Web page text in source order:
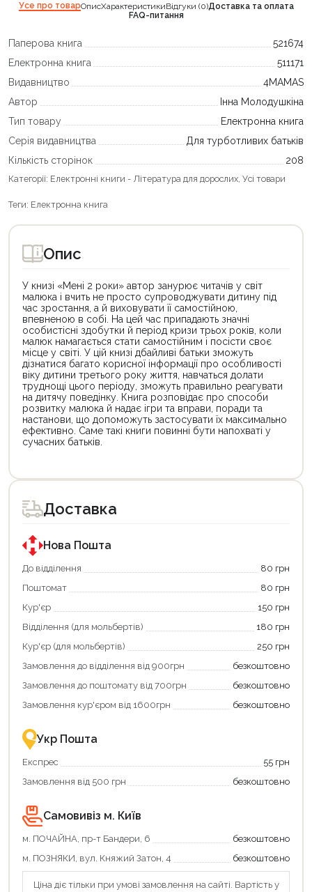
Усе про товарОписХарактеристикиВідгуки (0)Доставка та оплата
FAQ-питання
Паперова книга
521674
Електронна книга
511171
Видавництво
4MAMAS
Автор
Інна Молодушкіна
Тип товару
Електронна книга
Серія видавництва
Для турботливих батьків
Кількість сторінок
208
Категорії: Електронні книги - Література для дорослих, Усі товари
Теги: Електронна книга
Опис
У книзі «Мені 2 роки» автор занурює читачів у світ
малюка і вчить не просто супроводжувати дитину під
час зростання, а й виховувати її самостійною,
впевненою в собі. На цей час припадають значні
особистісні здобутки й період кризи трьох років, коли
малюк намагається стати самостійним і посісти своє
місце у світі. У цій книзі дбайливі батьки зможуть
дізнатися багато корисної інформації про особливості
віку дитини третього року життя, навчаться долати
труднощі цього періоду, зможуть правильно реагувати
на дитячу поведінку. Книга розповідає про способи
розвитку малюка й надає ігри та вправи, поради та
настанови, що допоможуть застосувати їх максимально
ефективно. Саме такі книги повинні бути напохваті у
сучасних батьків.
товар
для
покупки
державною
програмою
єКнига.
Використовуйте
карту
щоб
зекономити
та
отримати
переваги!
картою
єКнига
–
зручно
та
товар
для
покупки
державною
програмою
«Національний
кешбек».
покупку
«Національний
кешбек»
та
отримуйте
повернення
Економте
більше
разом
державною
підтримкою!
Доставка
Нова Пошта
До відділення
80 грн
Поштомат
80 грн
Кур'єр
150 грн
Відділення (для мольбертів)
180 грн
Кур'єр (для мольбертів)
250 грн
Замовлення до відділення від 900грн
безкоштовно
Замовлення до поштомату від 700грн
безкоштовно
Замовлення кур'єром від 1600грн
безкоштовно
Укр Пошта
Експрес
55 грн
Замовлення від 500 грн
безкоштовно
Самовивіз м. Київ
м. ПОЧАЙНА, пр-т Бандери, 6
безкоштовно
м. ПОЗНЯКИ, вул. Княжий Затон, 4
безкоштовно
Ціна діє тільки при умові замовлення на сайті. Вартість у